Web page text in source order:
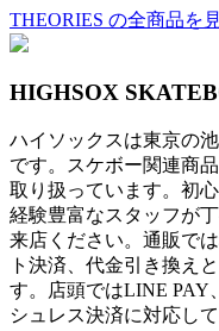
THEORIES の全商品を
HIGHSOX
ハイソックスは東京の
です。スケボー関連商
取り扱っています。初
経験豊富なスタッフが
来店ください。通販で
ト決済、代金引き換え
す。店頭ではLINE PAY
シュレス決済に対応して